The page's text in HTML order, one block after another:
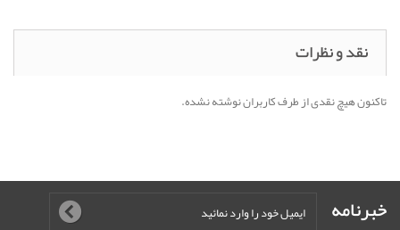
نقد و نظرات
تاکنون هیچ نقدی از طرف کاربران نوشته نشده.
خبرنامه